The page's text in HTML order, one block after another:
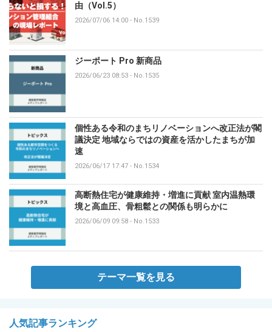
由（Vol.5）
2026/07/06 14:00 - No.1539
ジーポート Pro 新商品
2026/06/23 08:53 - No.1535
個性ある令和のまちリノベーションへ改正法が閣
議決定 地域ならではの資産を活かしたまちが加
速
2026/06/17 17:47 - No.1534
高断熱住宅が健康維持・増進に貢献 室内温熱環
境と高血圧、骨粗鬆との関係も明らかに
2026/06/09 09:58 - No.1533
テーマ一覧を見る
人気記事ランキング